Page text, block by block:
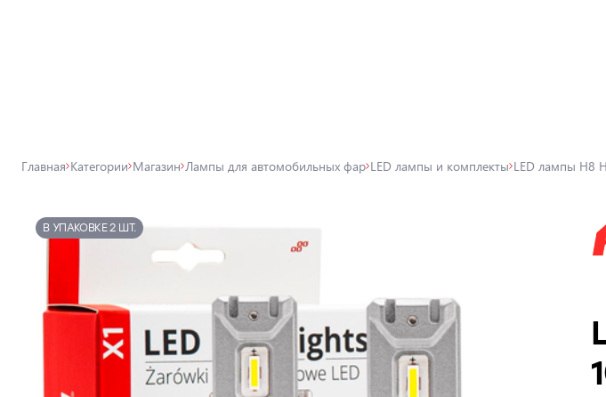
Главная Категории Магазин Лампы для автомобильных фар LED лампы и комплекты LED лампы H8
В УПАКОВКЕ 2 ШТ.
Внешнее освещение автомобиля
Аксессуары для освещения
Защита автомобиля
Автомобильные аксессуары
Товары для технического
обслуживания автомобиля
Автохимия, дитейлинг, поклейка